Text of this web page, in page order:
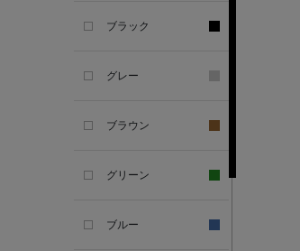
ANCIENT GREEK
ブラック
グレー
ブラウン
グリーン
ブルー